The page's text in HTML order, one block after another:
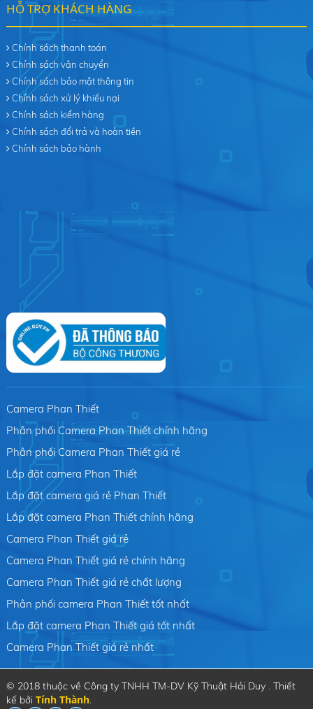
HỖ TRỢ KHÁCH HÀNG
Chính sách thanh toán
Chính sách vận chuyển
Chính sách bảo mật thông tin
Chính sách xử lý khiếu nại
Chính sách kiểm hàng
Chính sách đổi trả và hoàn tiền
Chính sách bảo hành
Camera Phan Thiết
Phân phối Camera Phan Thiết chính hãng
Phân phối Camera Phan Thiết giá rẻ
Lắp đặt camera Phan Thiết
Lắp đặt camera giá rẻ Phan Thiết
Lắp đặt camera Phan Thiết chính hãng
Camera Phan Thiết giá rẻ
Camera Phan Thiết giá rẻ chính hãng
Camera Phan Thiết giá rẻ chất lượng
Phân phối camera Phan Thiết tốt nhất
Lắp đặt camera Phan Thiết giá tốt nhất
Camera Phan Thiết giá rẻ nhất
© 2018 thuộc về Công ty TNHH TM-DV Kỹ Thuật Hải Duy . Thiết
kế bởi Tính Thành.